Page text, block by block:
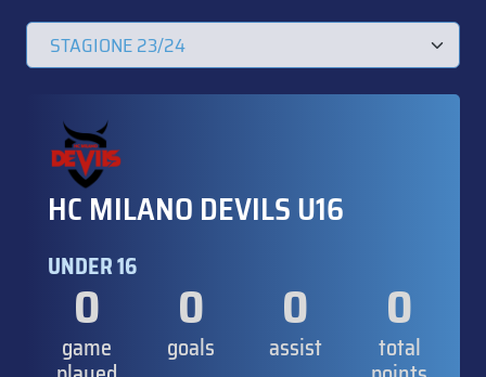
HC MILANO DEVILS U16
UNDER 16
0
game
0
goals
0
assist
0
total